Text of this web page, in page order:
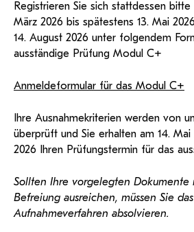
Registrieren Sie sich stattdessen
März 2026 bis spätestens 13. Mai
14. August 2026 unter folgendem
ausständige Prüfung Modul C+
Anmeldeformular für das Modul C+
Ihre Ausnahmekriterien werden von
überprüft und Sie erhalten am 14. Mai
2026 Ihren Prüfungstermin für das
Sollten Ihre vorgelegten Dokumente
Befreiung ausreichen, müssen Sie
Aufnahmeverfahren absolvieren.